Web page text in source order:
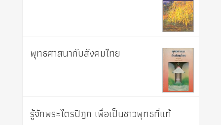
พุทธศาสนากับสังคมไทย
รู้จักพระไตรปิฎก เพื่อเป็นชาวพุทธที่แท้